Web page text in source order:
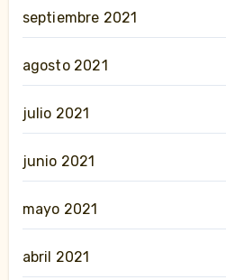
septiembre 2021
agosto 2021
julio 2021
junio 2021
mayo 2021
abril 2021